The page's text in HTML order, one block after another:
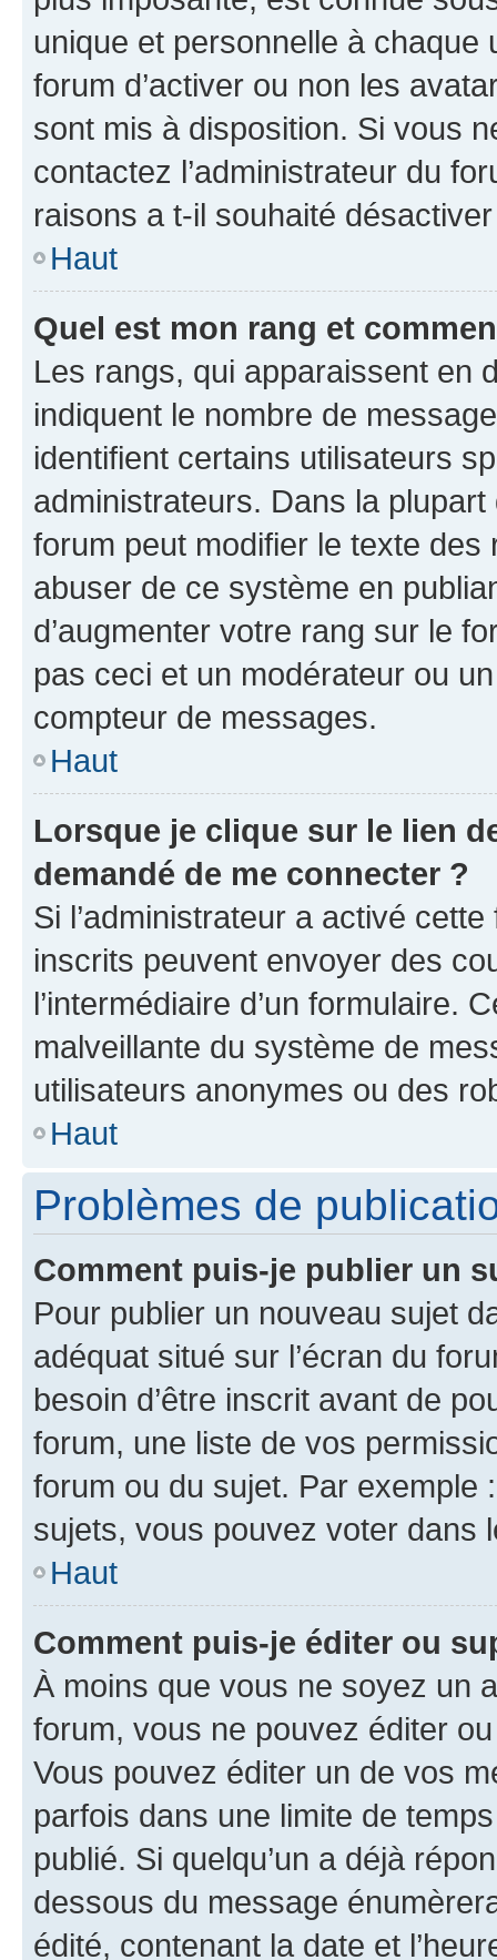
unique et personnelle à chaque
forum d’activer ou non les
sont mis à disposition. Si vous
contactez l’administrateur du
raisons a t-il souhaité
Haut
Quel est mon rang et
Les rangs, qui apparaissent en
indiquent le nombre de
identifient certains utilisateurs
administrateurs. Dans la
forum peut modifier le texte
abuser de ce système en
d’augmenter votre rang sur le
pas ceci et un modérateur ou
compteur de messages.
Haut
Lorsque je clique sur le lien
demandé de me connecter ?
Si l’administrateur a activé
inscrits peuvent envoyer des
l’intermédiaire d’un formulaire.
malveillante du système de
utilisateurs anonymes ou des
Haut
Problèmes de
Comment puis-je publier un
Pour publier un nouveau sujet
adéquat situé sur l’écran du
besoin d’être inscrit avant de
forum, une liste de vos
forum ou du sujet. Par exemple
sujets, vous pouvez voter dans
Haut
Comment puis-je éditer ou
À moins que vous ne soyez un
forum, vous ne pouvez éditer
Vous pouvez éditer un de vos
parfois dans une limite de
publié. Si quelqu’un a déjà
dessous du message
édité, contenant la date et